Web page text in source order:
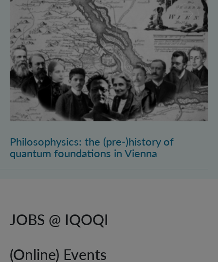
Philosophysics: the (pre-)history of
quantum foundations in Vienna
JOBS @ IQOQI
(Online) Events